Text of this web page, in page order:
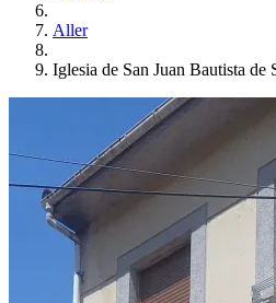
Aller
Iglesia de San Juan Bautista de